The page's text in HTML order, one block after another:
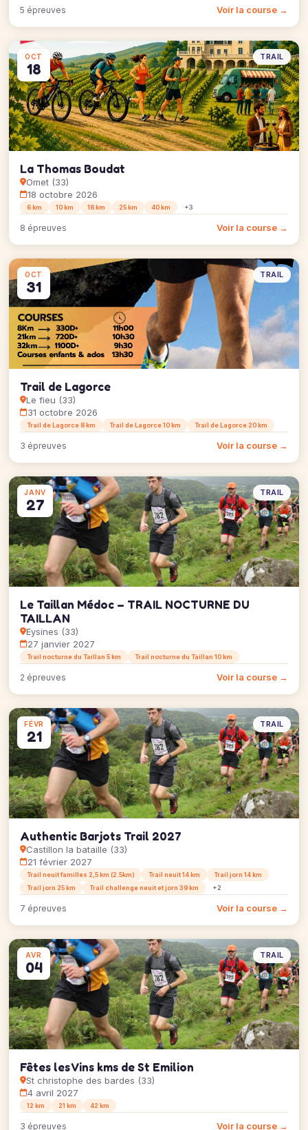
5 épreuves Voir la course →
OCT
18
TRAIL
La Thomas Boudat
Omet (33)
18 octobre 2026
6 km 10 km 18 km 25 km 40 km +3
8 épreuves Voir la course →
OCT
31
TRAIL
Trail de Lagorce
Le fieu (33)
31 octobre 2026
Trail de Lagorce 8 km Trail de Lagorce 10 km Trail de Lagorce 20 km
3 épreuves Voir la course →
JANV
27
TRAIL
Le Taillan Médoc – TRAIL NOCTURNE DU
TAILLAN
Eysines (33)
27 janvier 2027
Trail nocturne du Taillan 5 km Trail nocturne du Taillan 10 km
2 épreuves Voir la course →
FÉVR
21
TRAIL
Authentic Barjots Trail 2027
Castillon la bataille (33)
21 février 2027
Trail neuit familles 2,5 km (2.5km) Trail neuit 14 km
Trail jorn 14 km
Trail jorn 25 km
Trail challenge neuit et jorn 39 km +2
7 épreuves Voir la course →
AVR
04
TRAIL
Fêtes les Vins kms de St Emilion
St christophe des bardes (33)
4 avril 2027
12 km 21 km 42 km
3 épreuves Voir la course →